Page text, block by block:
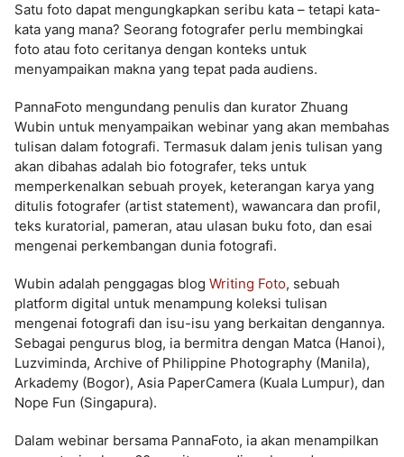
Satu foto dapat mengungkapkan seribu kata – tetapi kata-
kata yang mana? Seorang fotografer perlu membingkai
foto atau foto ceritanya dengan konteks untuk
menyampaikan makna yang tepat pada audiens.
PannaFoto mengundang penulis dan kurator Zhuang
Wubin untuk menyampaikan webinar yang akan membahas
tulisan dalam fotografi. Termasuk dalam jenis tulisan yang
akan dibahas adalah bio fotografer, teks untuk
memperkenalkan sebuah proyek, keterangan karya yang
ditulis fotografer (artist statement), wawancara dan profil,
teks kuratorial, pameran, atau ulasan buku foto, dan esai
mengenai perkembangan dunia fotografi.
Wubin adalah penggagas blog Writing Foto, sebuah
platform digital untuk menampung koleksi tulisan
mengenai fotografi dan isu-isu yang berkaitan dengannya.
Sebagai pengurus blog, ia bermitra dengan Matca (Hanoi),
Luzviminda, Archive of Philippine Photography (Manila),
Arkademy (Bogor), Asia PaperCamera (Kuala Lumpur), dan
Nope Fun (Singapura).
Dalam webinar bersama PannaFoto, ia akan menampilkan